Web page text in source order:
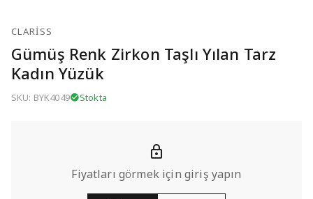
CLARISS
Gümüş Renk Zirkon Taşlı Yılan Tarz
Kadın Yüzük
SKU: BYK4049 Stokta
Fiyatları görmek için giriş yapın